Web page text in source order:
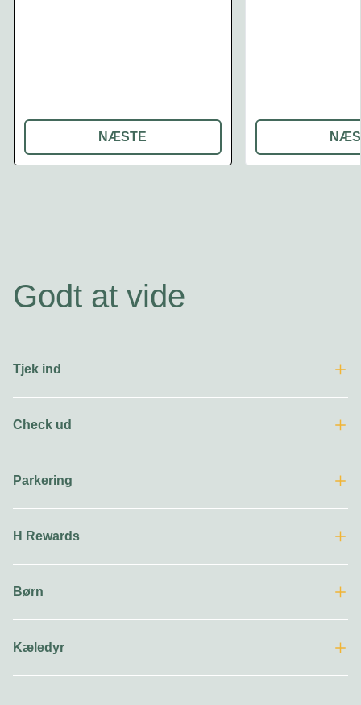
NÆSTE
Godt at vide
Tjek ind
Check ud
Parkering
H Rewards
Børn
Kæledyr